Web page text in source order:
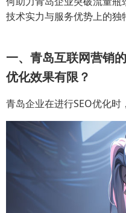
技术实力与服务优势上的独
一、青岛互联网营销
优化效果有限？
青岛企业在进行SEO优化时